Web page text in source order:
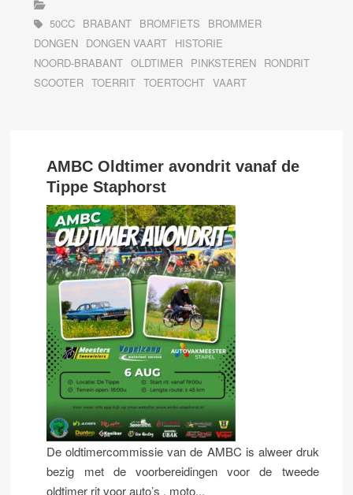
50CC BRABANT BROMFIETS
BROMMER
DONGEN DONGEN VAART HISTORIE
NOORD-BRABANT OLDTIMER PINKSTEREN RONDRIT
SCOOTER TOERRIT TOERTOCHT VAART
AMBC Oldtimer avondrit vanaf de
Tippe Staphorst
De oldtimercommissie van de AMBC is alweer druk
bezig met de voorbereidingen voor de tweede
oldtimer rit voor auto’s , moto...